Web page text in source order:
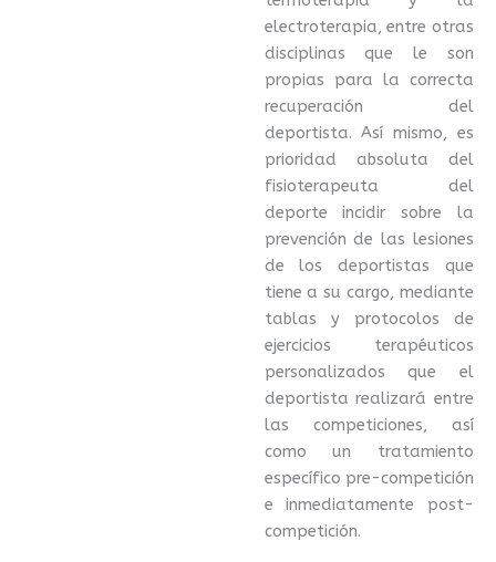
electroterapia, entre otras
disciplinas que le son
propias para la correcta
recuperación del
deportista. Así mismo, es
prioridad absoluta del
fisioterapeuta del
deporte incidir sobre la
prevención de las lesiones
de los deportistas que
tiene a su cargo, mediante
tablas y protocolos de
ejercicios terapéuticos
personalizados que el
deportista realizará entre
las competiciones, así
como un tratamiento
específico pre-competición
e inmediatamente post-
competición.